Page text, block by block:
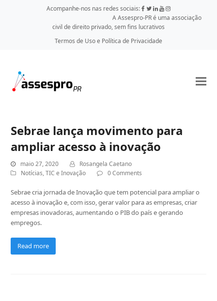
Acompanhe-nos nas redes sociais:
A Assespro-PR é uma associação
civil de direito privado, sem fins lucrativos
Termos de Uso e Política de Privacidade
Sebrae lança movimento para
ampliar acesso à inovação
maio 27, 2020
Rosangela Caetano
Notícias,TIC e Inovação 0 Comments
Sebrae cria jornada de Inovação que tem potencial para ampliar o
acesso à inovação e, com isso, gerar valor para as empresas, criar
empresas inovadoras, aumentando o PIB do país e gerando
empregos.
Read more